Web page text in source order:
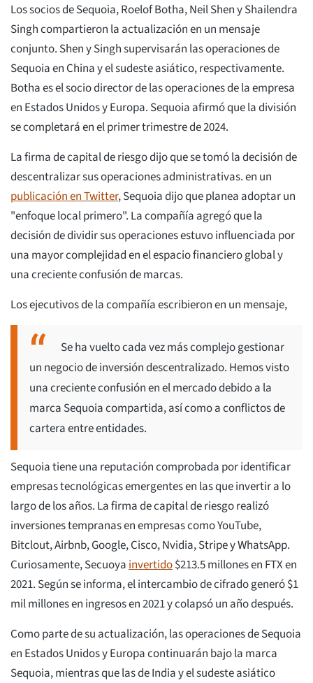
Los socios de Sequoia, Roelof Botha, Neil Shen y Shailendra
Singh compartieron la actualización en un mensaje
conjunto. Shen y Singh supervisarán las operaciones de
Sequoia en China y el sudeste asiático, respectivamente.
Botha es el socio director de las operaciones de la empresa
en Estados Unidos y Europa. Sequoia afirmó que la división
se completará en el primer trimestre de 2024.
La firma de capital de riesgo dijo que se tomó la decisión de
descentralizar sus operaciones administrativas. en un
publicación en Twitter, Sequoia dijo que planea adoptar un
"enfoque local primero". La compañía agregó que la
decisión de dividir sus operaciones estuvo influenciada por
una mayor complejidad en el espacio financiero global y
una creciente confusión de marcas.
Los ejecutivos de la compañía escribieron en un mensaje,
Se ha vuelto cada vez más complejo gestionar
un negocio de inversión descentralizado. Hemos visto
una creciente confusión en el mercado debido a la
marca Sequoia compartida, así como a conflictos de
cartera entre entidades.
Sequoia tiene una reputación comprobada por identificar
empresas tecnológicas emergentes en las que invertir a lo
largo de los años. La firma de capital de riesgo realizó
inversiones tempranas en empresas como YouTube,
Bitclout, Airbnb, Google, Cisco, Nvidia, Stripe y WhatsApp.
Curiosamente, Secuoya invertido$213.5 millones en FTX en
2021. Según se informa, el intercambio de cifrado generó $1
mil millones en ingresos en 2021 y colapsó un año después.
Como parte de su actualización, las operaciones de Sequoia
en Estados Unidos y Europa continuarán bajo la marca
Sequoia, mientras que las de India y el sudeste asiático